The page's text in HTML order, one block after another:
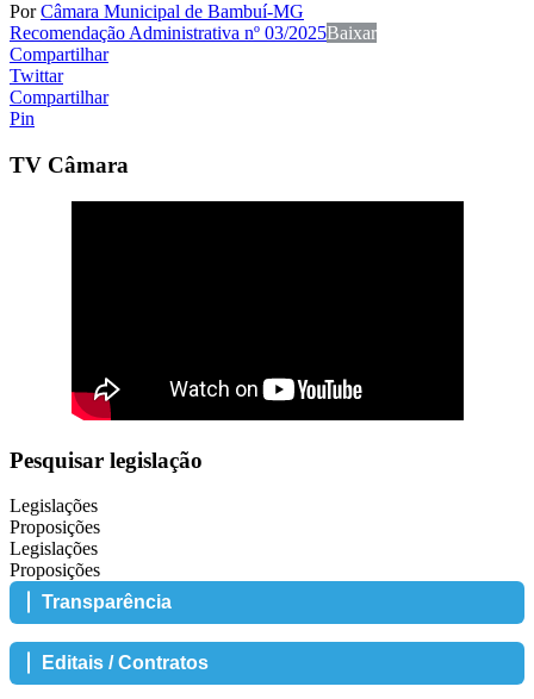
PorCâmara Municipal de Bambuí-MG
Recomendação Administrativa nº 03/2025Baixar
Compartilhar
Twittar
Compartilhar
Pin
TV Câmara
Pesquisar legislação
Legislações
Proposições
Legislações
Proposições
Transparência
Editais / Contratos